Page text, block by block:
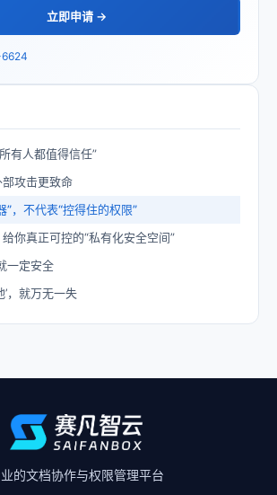
立即申请 →
有人都值得信任”
攻击更致命
”，不代表“控得住的权限”
你真正可控的“私有化安全空间”
一定安全
’，就万无一失
的文档协作与权限管理平台